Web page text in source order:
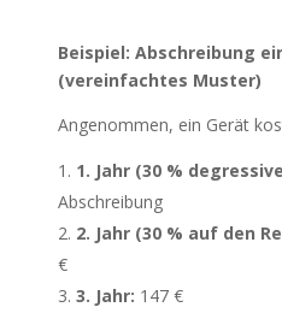
Beispiel: Abschreibung
(vereinfachtes Muster)
Angenommen, ein Gerät
1. Jahr (30 %
Abschreibung
2. Jahr (30 % auf den
€
3. Jahr: 147 €